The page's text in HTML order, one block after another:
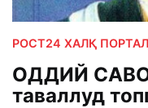
РОСТ24 ХАЛҚ
ОДДИЙ
таваллуд